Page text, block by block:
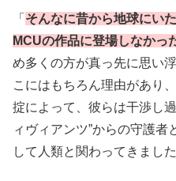
「 そんなに昔から地球にい
MCUの作品に登場しなかっ
め多くの方が真っ先に思い
こにはもちろん理由があり
掟によって、彼らは干渉し
ィヴィアンツ”からの守護者
して人類と関わってきました